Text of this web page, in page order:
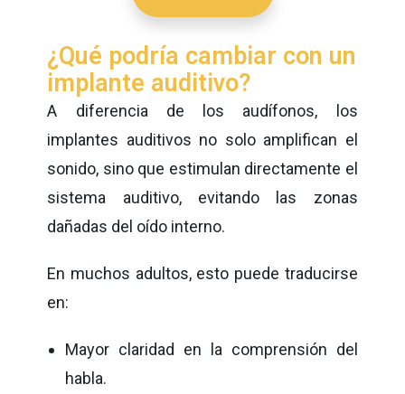
¿Qué podría cambiar con un
implante auditivo?
A diferencia de los audífonos, los
implantes auditivos no solo amplifican el
sonido, sino que estimulan directamente el
sistema auditivo, evitando las zonas
dañadas del oído interno.
En muchos adultos, esto puede traducirse
en:
Mayor claridad en la comprensión del
habla.